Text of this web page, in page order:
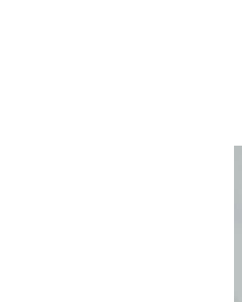
購入確認済
白色を購入しましたが
659ジェラー